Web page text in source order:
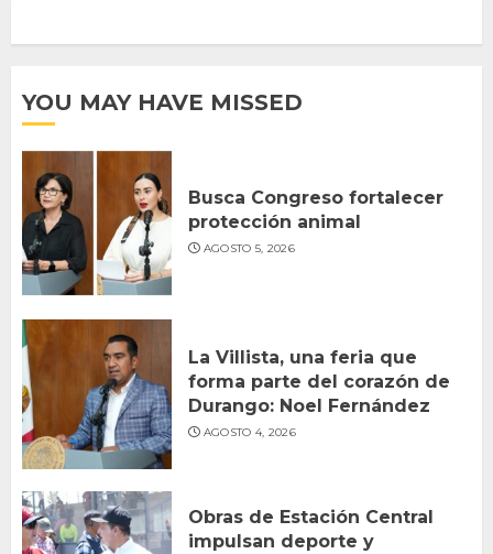
YOU MAY HAVE MISSED
Busca Congreso fortalecer
protección animal
AGOSTO 5, 2026
La Villista, una feria que
forma parte del corazón de
Durango: Noel Fernández
AGOSTO 4, 2026
Obras de Estación Central
impulsan deporte y